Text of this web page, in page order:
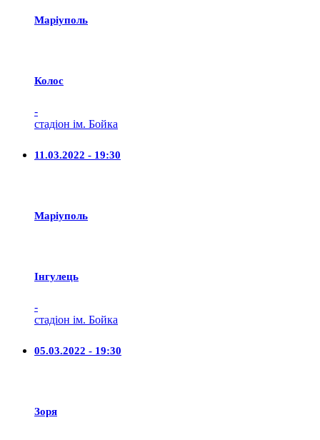
Маріуполь
Колос
-
стадіон ім. Бойка
11.03.2022 - 19:30
Маріуполь
Iнгулець
-
стадіон ім. Бойка
05.03.2022 - 19:30
Зоря